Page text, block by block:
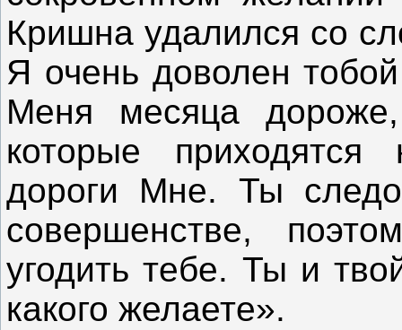
Кришна удалился со
Я очень доволен
Меня месяца
которые
дороги Мне. Ты
совершенстве,
угодить тебе. Ты и
какого желаете».